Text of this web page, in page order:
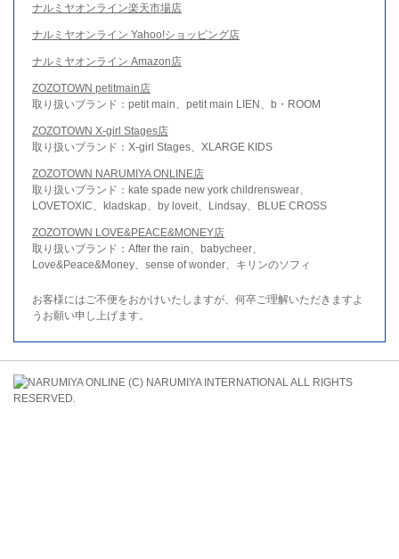
ナルミヤオンライン楽天市場店
ナルミヤオンライン Yahoo!ショッピング店
ナルミヤオンライン Amazon店
ZOZOTOWN petitmain店
取り扱いブランド：petit main、petit main LIEN、b・ROOM
ZOZOTOWN X-girl Stages店
取り扱いブランド：X-girl Stages、XLARGE KIDS
ZOZOTOWN NARUMIYA ONLINE店
取り扱いブランド：kate spade new york childrenswear、
LOVETOXIC、kladskap、by loveit、Lindsay、BLUE CROSS
ZOZOTOWN LOVE&PEACE&MONEY店
取り扱いブランド：After the rain、babycheer、
Love&Peace&Money、sense of wonder、キリンのソフィ
お客様にはご不便をおかけいたしますが、何卒ご理解いただきますよ
うお願い申し上げます。